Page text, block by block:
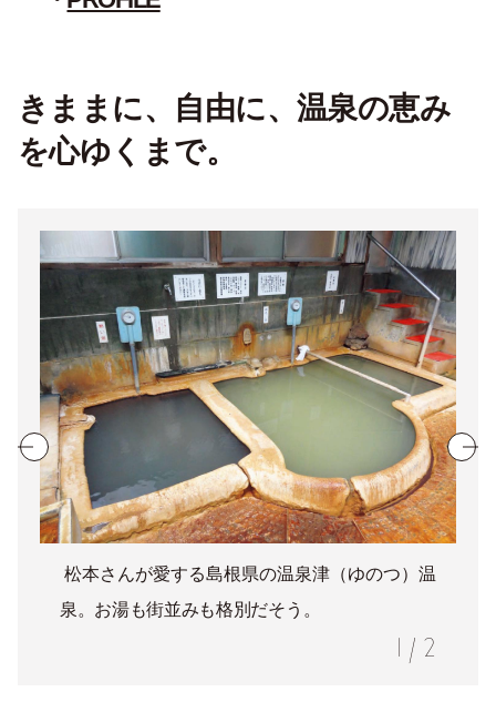
きままに、自由に、温泉の恵み
を心ゆくまで。
松本さんが愛する島根県の温泉津（ゆのつ）温
泉。お湯も街並みも格別だそう。
/ 2